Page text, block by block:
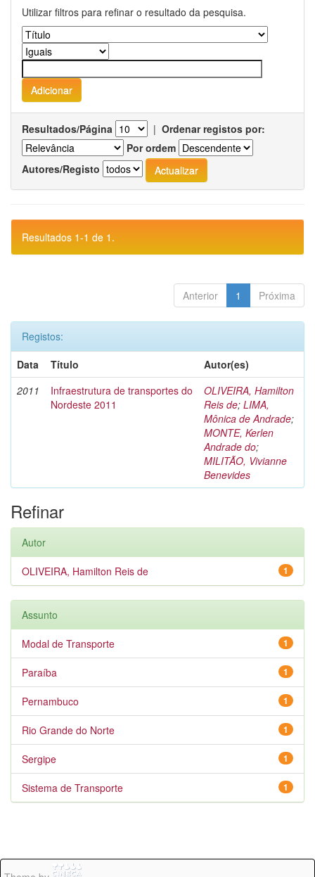
Utilizar filtros para refinar o resultado da pesquisa.
Resultados/Página | Ordenar registos por:
Por ordem
Autores/Registo
Resultados 1-1 de 1.
Anterior 1 Próxima
Registos:
Data
Título
Autor(es)
2011
Infraestrutura de transportes do
Nordeste 2011
OLIVEIRA, Hamilton
Reis de; LIMA,
Mônica de Andrade;
MONTE, Kerlen
Andrade do;
MILITÃO, Vivianne
Benevides
Refinar
Autor
1
OLIVEIRA, Hamilton Reis de
Assunto
1
Modal de Transporte
1
Paraíba
1
Pernambuco
1
Rio Grande do Norte
1
Sergipe
1
Sistema de Transporte